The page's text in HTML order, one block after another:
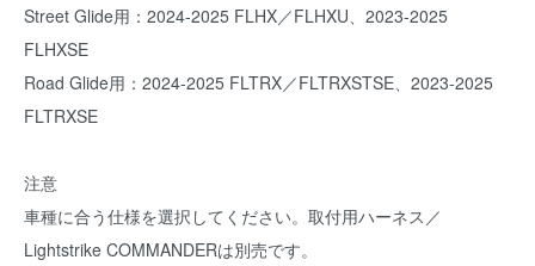
Street Glide用：2024-2025 FLHX／FLHXU、2023-2025
FLHXSE
Road Glide用：2024-2025 FLTRX／FLTRXSTSE、2023-2025
FLTRXSE
注意
車種に合う仕様を選択してください。取付用ハーネス／
Lightstrike COMMANDERは別売です。